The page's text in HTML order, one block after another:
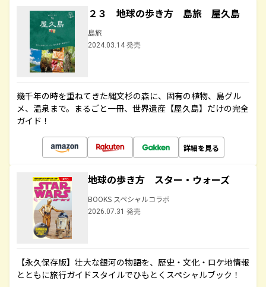
２３ 地球の歩き方 島旅 屋久島
島旅
2024.03.14 発売
幾千年の時を重ねてきた縄文杉の森に、固有の植物、島グル
メ、温泉まで。まるごと一冊、世界遺産【屋久島】だけの完全
ガイド！
詳細を見る
地球の歩き方 スター・ウォーズ
BOOKS スペシャルコラボ
2026.07.31 発売
【永久保存版】壮大な銀河の物語を、歴史・文化・ロケ地情報
とともに旅行ガイドスタイルでひもとくスペシャルブック！